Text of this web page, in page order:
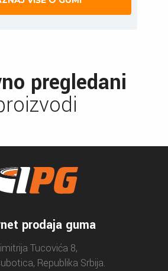
pregledani
prodaja guma
Tucovića 8,
Republika Srbija.